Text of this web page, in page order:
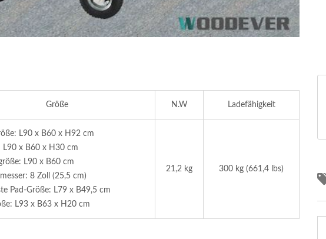
Größe N.W Ladefähigkeit
L90 x B60 x H92 cm
L90 x B60 x H30 cm
L90 x B60 cm
8 Zoll (25,5 cm)
Pad-Größe: L79 x B49,5 cm
L93 x B63 x H20 cm
21,2 kg 300 kg (661,4 lbs)
300 KG).
Warenhausplattformwagen
(Belastung 300 KG).